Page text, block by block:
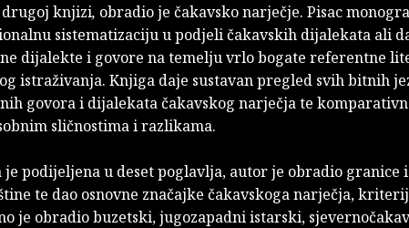
drugoj knjizi, obradio je čakavsko narječje. Pisac
sistematizaciju u podjeli čakavskih dijalekata ali
dijalekte i govore na temelju vrlo bogate referentne
istraživanja. Knjiga daje sustavan pregled svih bitnih
govora i dijalekata čakavskog narječja te
sličnostima i razlikama.
je podijeljena u deset poglavlja, autor je obradio granice
te dao osnovne značajke čakavskoga narječja,
je obradio buzetski, jugozapadni istarski,